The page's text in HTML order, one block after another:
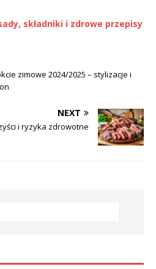
składniki i zdrowe przepisy
zimowe 2024/2025 – stylizacje i
NEXT
i ryzyka zdrowotne